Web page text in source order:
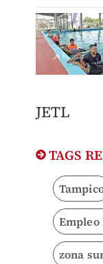
JETL
TAGS
zona